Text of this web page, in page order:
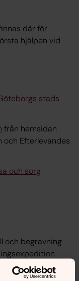
där för
hjälpen vid
stads
från hemsidan
och Efterlevandes
och sorg
och begravning